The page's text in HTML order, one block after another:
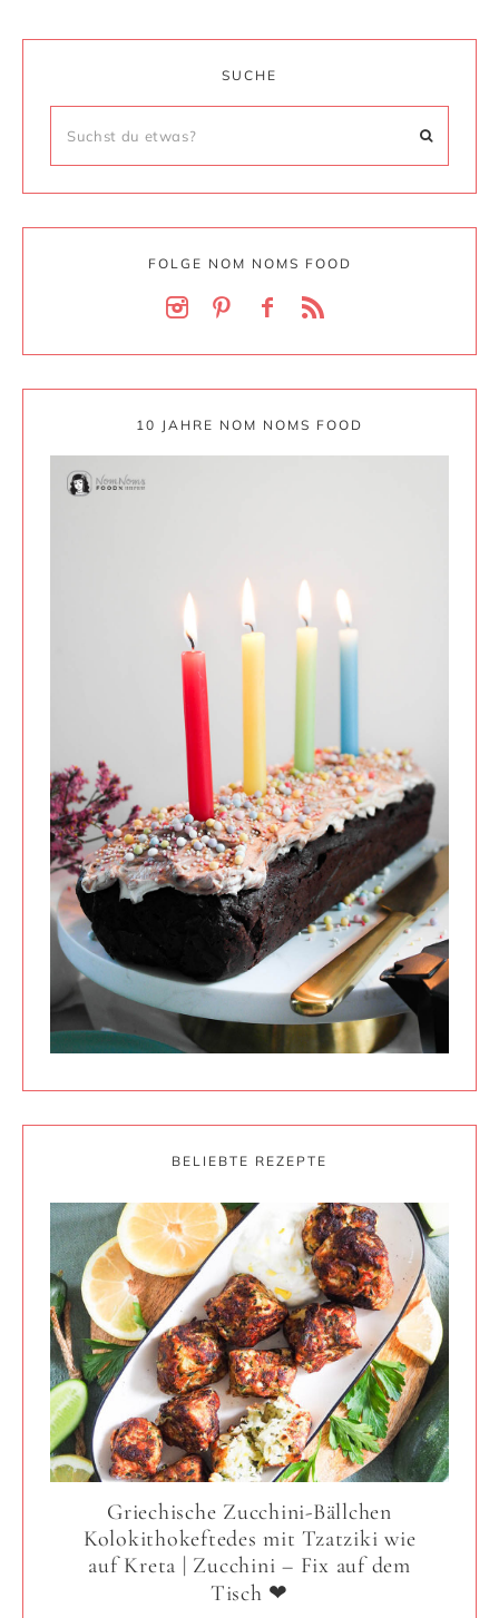
SUCHE
FOLGE NOM NOMS FOOD
10 JAHRE NOM NOMS FOOD
BELIEBTE REZEPTE
Griechische Zucchini-Bällchen
Kolokithokeftedes mit Tzatziki wie
auf Kreta | Zucchini – Fix auf dem
Tisch ❤